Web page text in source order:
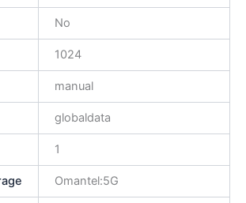
No
1024
manual
globaldata
1
Omantel:5G